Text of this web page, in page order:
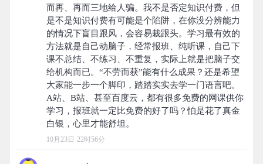
而再、再而三地给人骗。我不是否定知识付费，但
是不是知识付费有可能是个陷阱，在你没分辨能力
的情况下盲目跟风，会容易栽跟头。学习最有效的
方法就是自己动脑子，经常报班、纯听课，自己下
课不总结、不练习、不重复，实际上就是把脑子交
给机构而已。“不劳而获”能有什么成果？还是希望
大家能一步一个脚印，踏踏实实去学一门语言吧。
A站、B站、甚至百度云，都有很多免费的网课供你
学习，报班就一定比免费的好了吗？怕是花了真金
10月23日 22时56分